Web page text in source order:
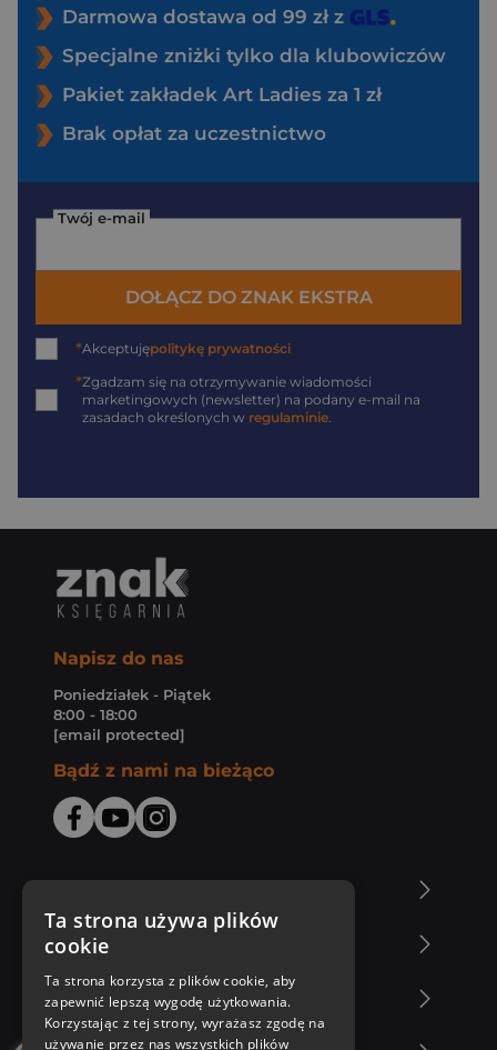
Darmowa dostawa od 99 zł z
Specjalne zniżki tylko dla klubowiczów
Pakiet zakładek Art Ladies za 1 zł
Brak opłat za uczestnictwo
Twój e-mail
DOŁĄCZ DO ZNAK EKSTRA
*Akceptujępolitykę prywatności
*Zgadzam się na otrzymywanie wiadomości
marketingowych (newsletter) na podany e-mail na
zasadach określonych w regulaminie
Napisz do nas
Poniedziałek - Piątek
8:00 - 18:00
[email protected]
Bądź z nami na bieżąco
Zakupy u nas
Nasza oferta
Ta strona używa plików
cookie
Ta strona korzysta z plików cookie, aby
zapewnić lepszą wygodę użytkowania.
Korzystając z tej strony, wyrażasz zgodę na
używanie przez nas wszystkich plików